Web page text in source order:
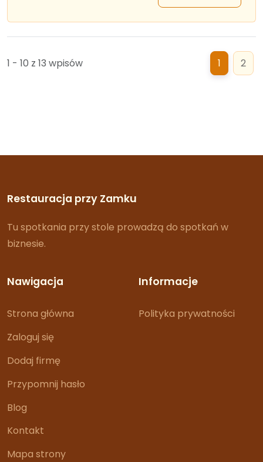
1 - 10 z 13 wpisów 1 2
Restauracja przy Zamku
Tu spotkania przy stole prowadzą do spotkań w
biznesie.
Nawigacja
Strona główna
Zaloguj się
Dodaj firmę
Przypomnij hasło
Blog
Kontakt
Mapa strony
Informacje
Polityka prywatności